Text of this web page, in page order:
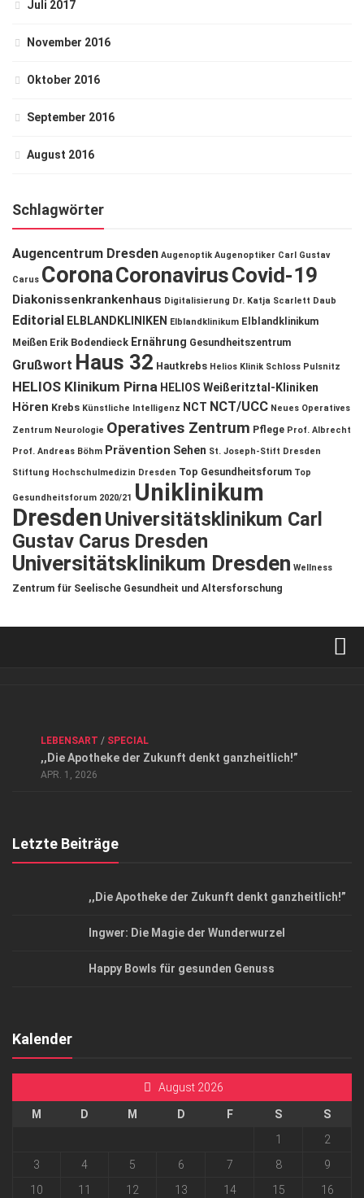
Juli 2017
November 2016
Oktober 2016
September 2016
August 2016
Schlagwörter
Augencentrum Dresden Augenoptik Augenoptiker Carl Gustav
Carus CoronaCoronavirusCovid-19
Diakonissenkrankenhaus Digitalisierung Dr. Katja Scarlett Daub
Editorial ELBLANDKLINIKEN Elblandklinikum Elblandklinikum
Meißen Erik Bodendieck Ernährung Gesundheitszentrum
Grußwort Haus 32 Hautkrebs Helios Klinik Schloss Pulsnitz
HELIOS Klinikum Pirna HELIOS Weißeritztal-Kliniken
Hören Krebs Künstliche Intelligenz NCT NCT/UCC Neues Operatives
Zentrum Neurologie Operatives Zentrum Pflege Prof. Albrecht
Prof. Andreas Böhm Prävention Sehen St. Joseph-Stift Dresden
Stiftung Hochschulmedizin Dresden Top Gesundheitsforum Top
Gesundheitsforum 2020/21 Uniklinikum
DresdenUniversitätsklinikum Carl
Gustav Carus Dresden
Universitätsklinikum Dresden Wellness
Zentrum für Seelische Gesundheit und Altersforschung
Datenschutzerklärung
Top Magazin Dresden / Ostsachsen
LEBENSART / SPECIAL
,,Die Apotheke der Zukunft denkt ganzheitlich!”
APR. 1, 2026
Letzte Beiträge
,,Die Apotheke der Zukunft denkt ganzheitlich!”
Ingwer: Die Magie der Wunderwurzel
Happy Bowls für gesunden Genuss
Kalender
August 2026
M D M D F S
S
1
2
3
4 5 6 7 8
9
10
11 12 13 14 15 16